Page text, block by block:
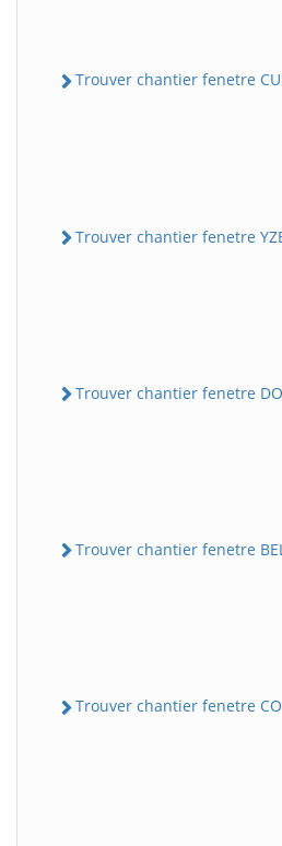
Trouver chantier fenetre
Trouver chantier fenetre
Trouver chantier fenetre
Trouver chantier fenetre
Trouver chantier fenetre